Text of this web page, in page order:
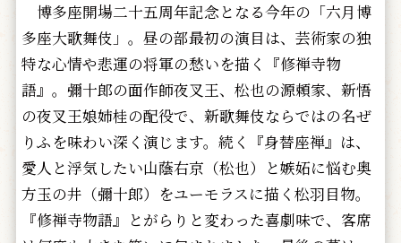
博多座開場二十五周年記念となる今年の「六月博
多座大歌舞伎」。昼の部最初の演目は、芸術家の独
特な心情や悲運の将軍の愁いを描く『修禅寺物
語』。彌十郎の面作師夜叉王、松也の源頼家、新悟
の夜叉王娘姉桂の配役で、新歌舞伎ならではの名ぜ
りふを味わい深く演じます。続く『身替座禅』は、
愛人と浮気したい山蔭右京（松也）と嫉妬に悩む奥
方玉の井（彌十郎）をユーモラスに描く松羽目物。
『修禅寺物語』とがらりと変わった喜劇味で、客席